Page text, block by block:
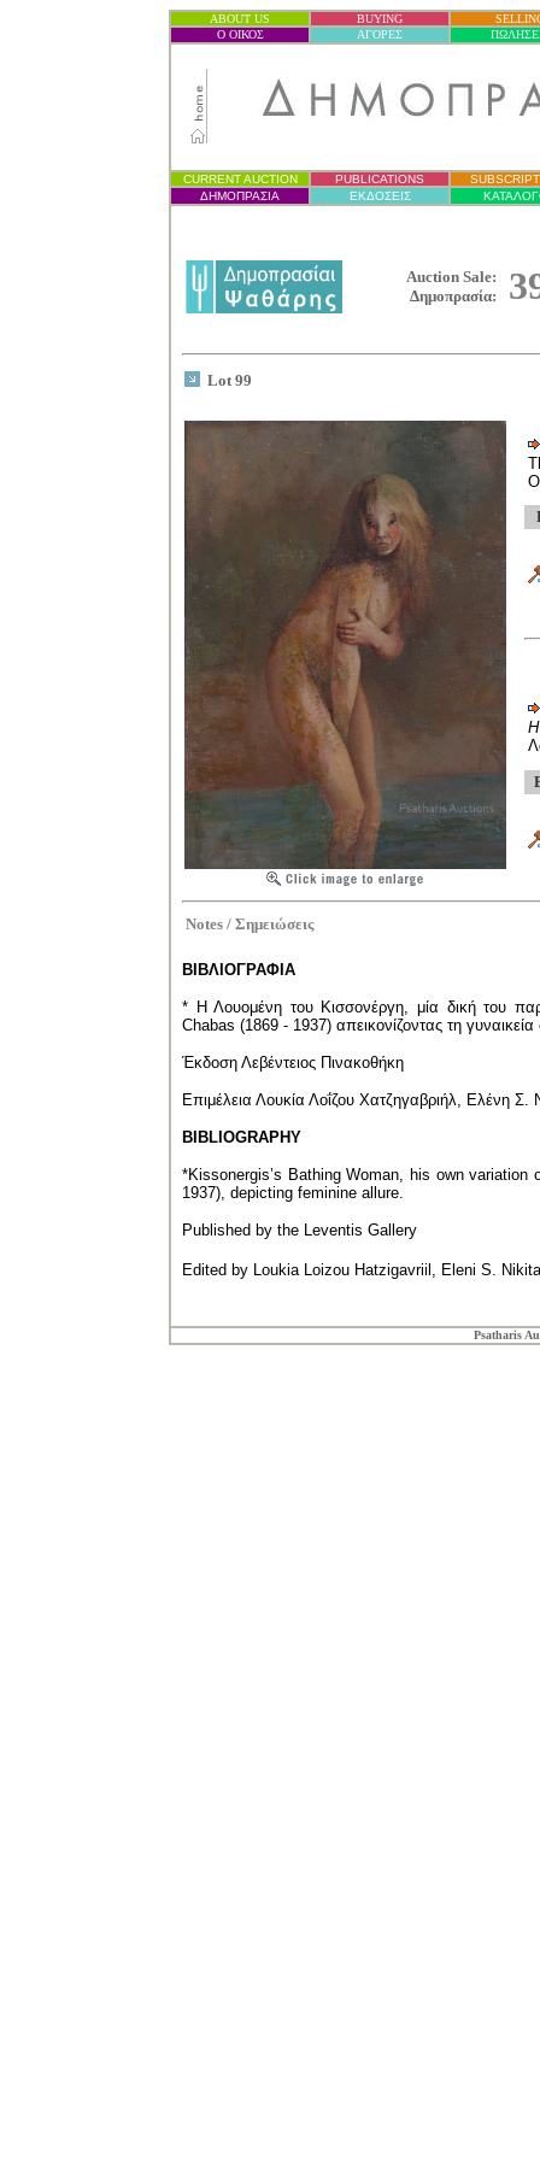
ABOUT US BUYING
Ο ΟΙΚΟΣ
ΑΓΟΡΕΣ
CURRENT AUCTION PUBLICATIONS
ΔΗΜΟΠΡΑΣΙΑ ΕΚΔΟΣΕΙΣ
Auction Sale:
Δημοπρασία:
Lot 99
Η
Notes / Σημειώσεις
ΒΙΒΛΙΟΓΡΑΦΙΑ
* Η Λουομένη του Κισσονέργη, μία δική του
Chabas (1869 - 1937) απεικονίζοντας τη
Έκδοση Λεβέντειος Πινακοθήκη
Επιμέλεια Λουκία Λοΐζου Χατζηγαβριήλ, Ελένη Σ.
BIBLIOGRAPHY
*Kissonergis’s Bathing Woman, his own
1937), depicting feminine allure.
Published by the Leventis Gallery
Edited by Loukia Loizou Hatzigavriil, Eleni S.
Psatharis